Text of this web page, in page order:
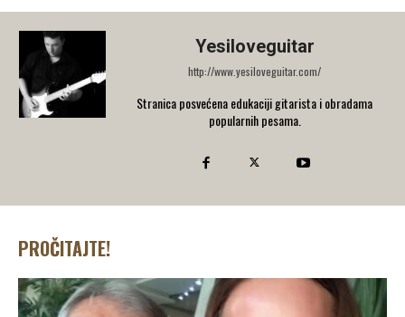
Yesiloveguitar
http://www.yesiloveguitar.com/
Stranica posvećena edukaciji gitarista i obradama
popularnih pesama.
PROČITAJTE!